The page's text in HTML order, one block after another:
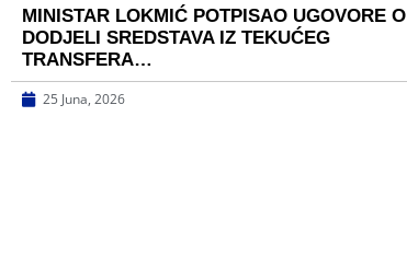
MINISTAR LOKMIĆ POTPISAO UGOVORE O
DODJELI SREDSTAVA IZ TEKUĆEG
TRANSFERA…
25 Juna, 2026